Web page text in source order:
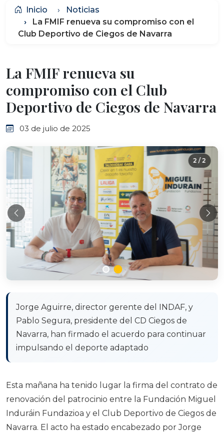
Inicio
Noticias
La FMIF renueva su compromiso con el
Club Deportivo de Ciegos de Navarra
La FMIF renueva su
compromiso con el Club
Deportivo de Ciegos de Navarra
03 de julio de 2025
2 / 2
Anterior
Jorge Aguirre, director gerente del INDAF, y
Pablo Segura, presidente del CD Ciegos de
Navarra, han firmado el acuerdo para continuar
impulsando el deporte adaptado
Esta mañana ha tenido lugar la firma del contrato de
renovación del patrocinio entre la Fundación Miguel
Induráin Fundazioa y el Club Deportivo de Ciegos de
Navarra. El acto ha estado encabezado por Jorge